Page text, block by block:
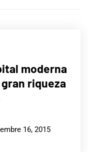
moderna
riqueza
16, 2015